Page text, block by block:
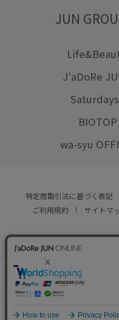
0
JUN
J'aDoRe
Saturdays
wa-syu
特定商取引法に基づく表記
ご利用規約
サイトマ
© JUN
店舗在庫
をみる